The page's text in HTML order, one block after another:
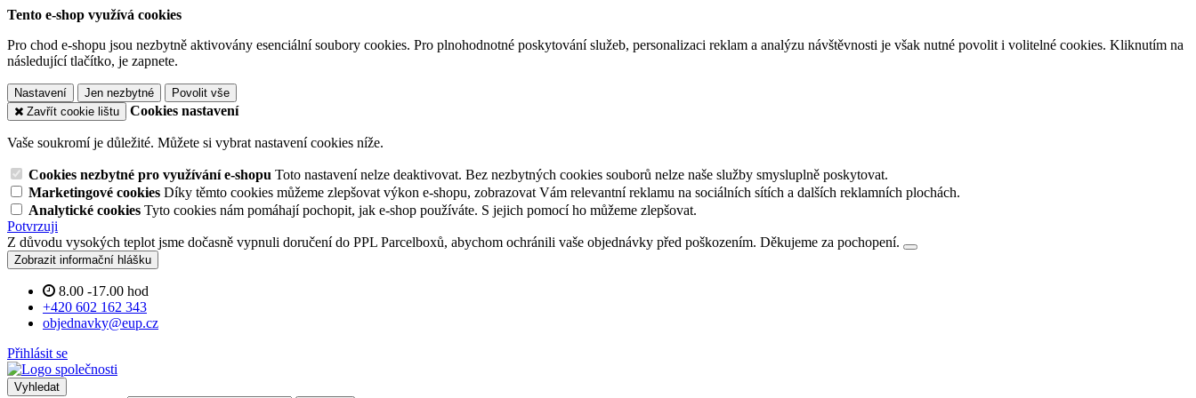
Tento e-shop využívá cookies
Pro chod e-shopu jsou nezbytně aktivovány esenciální soubory cookies. Pro plnohodnotné poskytování služeb, personalizaci reklam a analýzu návštěvnosti je však nutné povolit i volitelné cookies. Kliknutím na
následující tlačítko, je zapnete.
Nastavení Jen nezbytné
Povolit vše
Zavřít cookie lištu
Cookies nastavení
Vaše soukromí je důležité. Můžete si vybrat nastavení cookies níže.
Cookies nezbytné pro využívání e-shopu Toto nastavení nelze deaktivovat. Bez nezbytných cookies souborů nelze naše služby smysluplně poskytovat.
Marketingové cookies Díky těmto cookies můžeme zlepšovat výkon e-shopu, zobrazovat Vám relevantní reklamu na sociálních sítích a dalších reklamních plochách.
Analytické cookies Tyto cookies nám pomáhají pochopit, jak e-shop používáte. S jejich pomocí ho můžeme zlepšovat.
Potvrzuji
Z důvodu vysokých teplot jsme dočasně vypnuli doručení do PPL Parcelboxů, abychom ochránili vaše objednávky před poškozením. Děkujeme za pochopení.
Zobrazit informační hlášku
8.00 -17.00 hod
+420 602 162 343
objednavky@eup.cz
Přihlásit se
Vyhledat